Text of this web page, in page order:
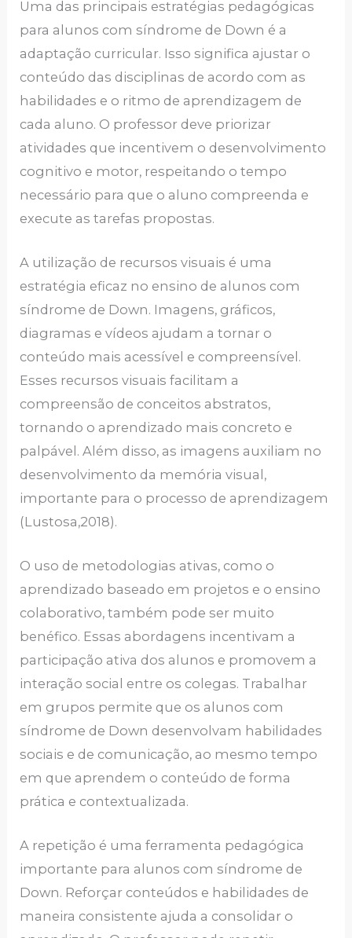
Uma das principais estratégias pedagógicas
para alunos com síndrome de Down é a
adaptação curricular. Isso significa ajustar o
conteúdo das disciplinas de acordo com as
habilidades e o ritmo de aprendizagem de
cada aluno. O professor deve priorizar
atividades que incentivem o desenvolvimento
cognitivo e motor, respeitando o tempo
necessário para que o aluno compreenda e
execute as tarefas propostas.
A utilização de recursos visuais é uma
estratégia eficaz no ensino de alunos com
síndrome de Down. Imagens, gráficos,
diagramas e vídeos ajudam a tornar o
conteúdo mais acessível e compreensível.
Esses recursos visuais facilitam a
compreensão de conceitos abstratos,
tornando o aprendizado mais concreto e
palpável. Além disso, as imagens auxiliam no
desenvolvimento da memória visual,
importante para o processo de aprendizagem
(Lustosa,2018).
O uso de metodologias ativas, como o
aprendizado baseado em projetos e o ensino
colaborativo, também pode ser muito
benéfico. Essas abordagens incentivam a
participação ativa dos alunos e promovem a
interação social entre os colegas. Trabalhar
em grupos permite que os alunos com
síndrome de Down desenvolvam habilidades
sociais e de comunicação, ao mesmo tempo
em que aprendem o conteúdo de forma
prática e contextualizada.
A repetição é uma ferramenta pedagógica
importante para alunos com síndrome de
Down. Reforçar conteúdos e habilidades de
maneira consistente ajuda a consolidar o